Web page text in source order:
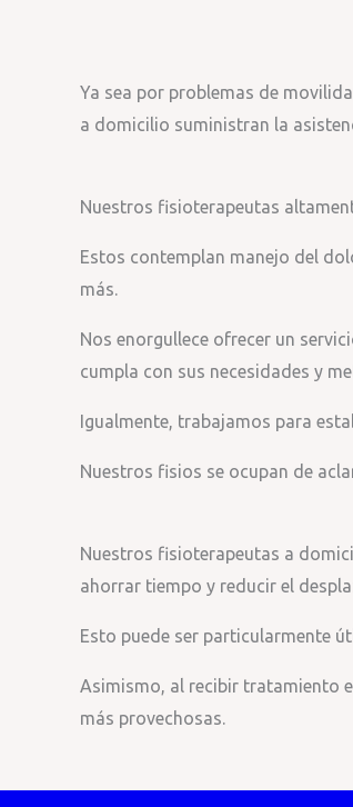
Ya sea por problemas de
a domicilio suministran la
Nuestros fisioterapeutas
Estos contemplan manejo del
más.
Nos enorgullece ofrecer un
cumpla con sus necesidades y
Igualmente, trabajamos para
Nuestros fisios se ocupan de
Nuestros fisioterapeutas a
ahorrar tiempo y reducir el
Esto puede ser particularmente
Asimismo, al recibir tratamiento
más provechosas.